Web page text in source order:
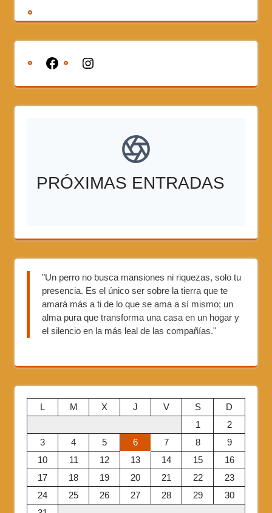
PRÓXIMAS ENTRADAS
"Un perro no busca mansiones ni riquezas, solo tu
presencia. Es el único ser sobre la tierra que te
amará más a ti de lo que se ama a sí mismo; un
alma pura que transforma una casa en un hogar y
el silencio en la más leal de las compañías."
L M X J V S
D
1
2
3
4 5 6 7 8
9
10
11 12 13 14 15
16
17
18 19 20 21 22
23
24
25 26 27 28 29
30